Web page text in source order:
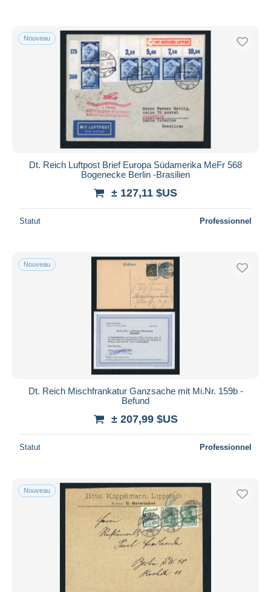
Nouveau
Dt. Reich Luftpost Brief Europa Südamerika MeFr 568
Bogenecke Berlin -Brasilien
± 127,11 $US
Statut Professionnel
Nouveau
Dt. Reich Mischfrankatur Ganzsache mit Mi.Nr. 159b -
Befund
± 207,99 $US
Statut Professionnel
Nouveau